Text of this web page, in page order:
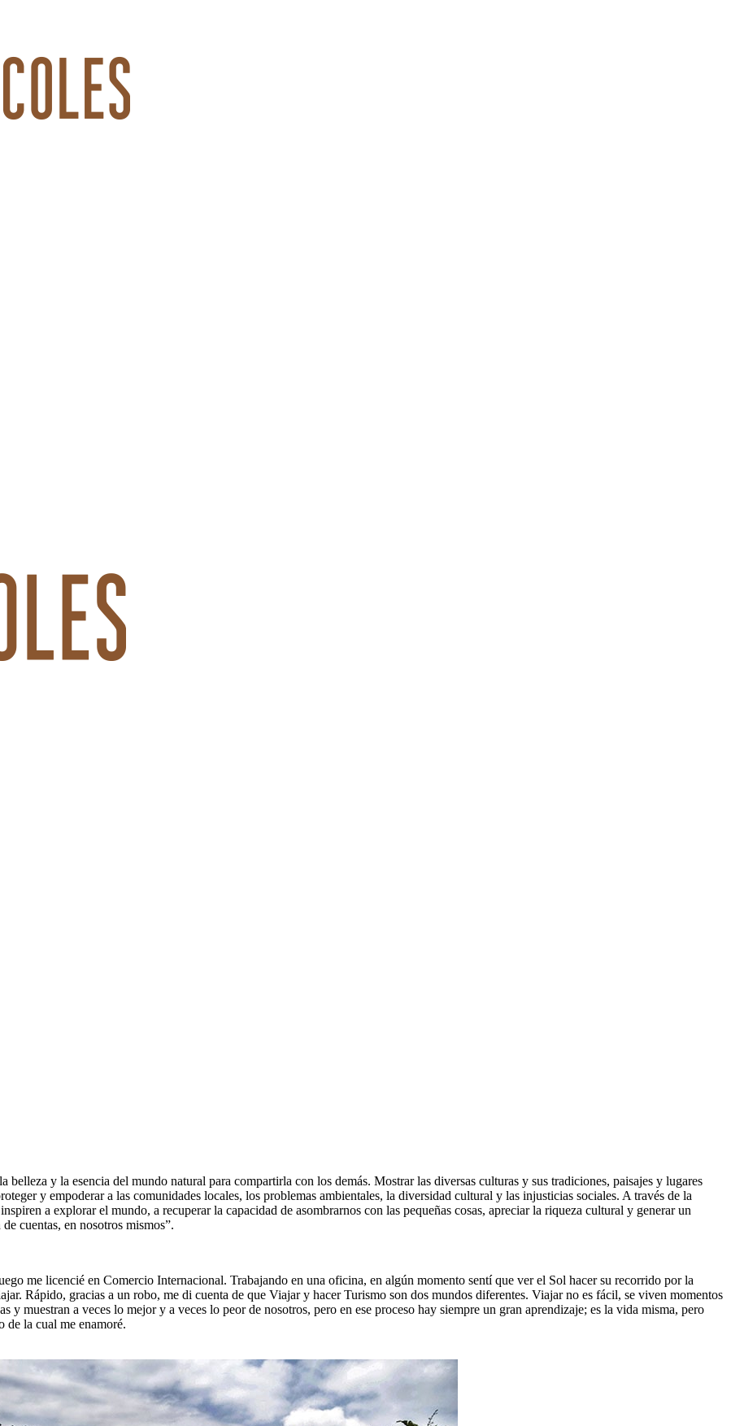
y la esencia del mundo natural para compartirla con los demás. Mostrar las diversas culturas y sus tradiciones, paisajes y lugares
y empoderar a las comunidades locales, los problemas ambientales, la diversidad cultural y las injusticias sociales. A través de la
a explorar el mundo, a recuperar la capacidad de asombrarnos con las pequeñas cosas, apreciar la riqueza cultural y generar un
cuentas, en nosotros mismos”.
me licencié en Comercio Internacional. Trabajando en una oficina, en algún momento sentí que ver el Sol hacer su recorrido por la
Rápido, gracias a un robo, me di cuenta de que Viajar y hacer Turismo son dos mundos diferentes. Viajar no es fácil, se viven momentos
y muestran a veces lo mejor y a veces lo peor de nosotros, pero en ese proceso hay siempre un gran aprendizaje; es la vida misma, pero
de la cual me enamoré.